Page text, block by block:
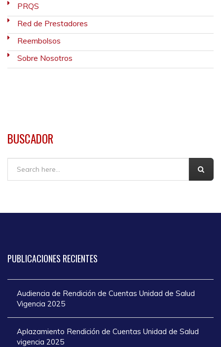
PRQS
Red de Prestadores
Reembolsos
Sobre Nosotros
BUSCADOR
Buscar
PUBLICACIONES RECIENTES
Audiencia de Rendición de Cuentas Unidad de Salud
Vigencia 2025
Aplazamiento Rendición de Cuentas Unidad de Salud
vigencia 2025